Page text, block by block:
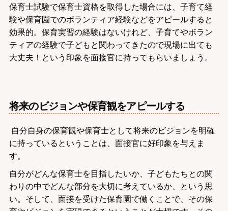
保育士試験で保育士資格を取得した場合には、子育て経
験や保育園でのボランティア経験などをアピールすると
効果的。保育実習の経験はないけれど、子育てやボラン
ティアの経験で子どもと関わってきたので現場に出ても
大丈夫！という印象を面接官に持ってもらいましょう。
将来のビジョンや保育観をアピールする
自分自身の保育観や保育士として将来のビジョンを明確
に持っているということは、面接官に好印象を与えま
す。
自分がどんな保育士を目指したいか、子どもたちとの関
わりの中でどんな部分を大切に考えているか、という思
い。そして、面接を受けた保育園で働くことで、その保